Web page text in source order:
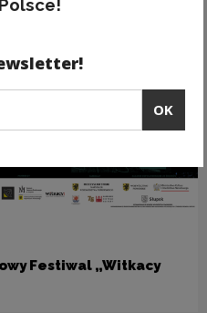
Festiwal „Witkacy
OK